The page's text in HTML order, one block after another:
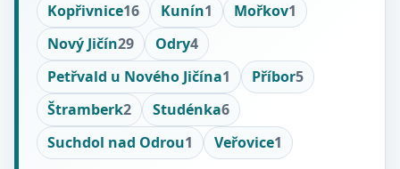
Kopřivnice16 Kunín1 Mořkov1
Nový Jičín29 Odry4
Petřvald u Nového Jičína1 Příbor5
Štramberk2 Studénka6
Suchdol nad Odrou1 Veřovice1